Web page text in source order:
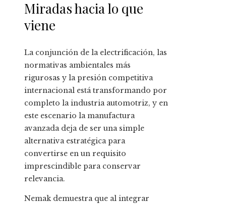
Miradas hacia lo que
viene
La conjunción de la electrificación, las
normativas ambientales más
rigurosas y la presión competitiva
internacional está transformando por
completo la industria automotriz, y en
este escenario la manufactura
avanzada deja de ser una simple
alternativa estratégica para
convertirse en un requisito
imprescindible para conservar
relevancia.
Nemak demuestra que al integrar